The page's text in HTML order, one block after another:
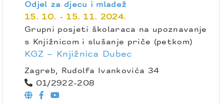
Odjel za djecu i mladež
15. 10. - 15. 11. 2024.
Grupni posjeti školaraca na upoznavanje
s Knjižnicom i slušanje priče (petkom)
KGZ – Knjižnica Dubec
Zagreb, Rudolfa Ivankovića 34
01/2922-208